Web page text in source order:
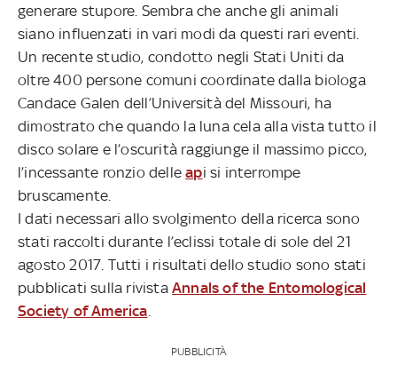
generare stupore. Sembra che anche gli animali
siano influenzati in vari modi da questi rari eventi.
Un recente studio, condotto negli Stati Uniti da
oltre 400 persone comuni coordinate dalla biologa
Candace Galen dell’Università del Missouri, ha
dimostrato che quando la luna cela alla vista tutto il
disco solare e l’oscurità raggiunge il massimo picco,
l’incessante ronzio delleapi si interrompe
bruscamente.
I dati necessari allo svolgimento della ricerca sono
stati raccolti durante l’eclissi totale di sole del 21
agosto 2017. Tutti i risultati dello studio sono stati
pubblicati sulla rivista Annals of the Entomological
Society of America
PUBBLICITÀ